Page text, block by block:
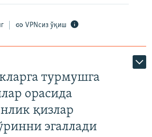
VPNсиз ўқиш
турмушга
орасида
қизлар
эгаллади